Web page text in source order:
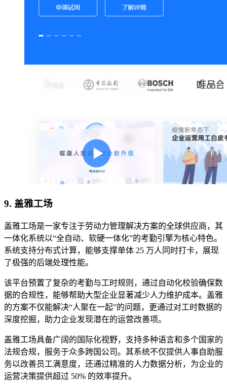
9. 盖雅工场
盖雅工场是一家专注于劳动力管理解决方案的全球供应商，其
一体化系统以“全自动、软硬一体化”的考勤引擎为核心特色。
系统支持分布式计算，能够支撑单体 25 万人同时打卡，展现
了极强的后端处理性能。
该平台预置了复杂的考勤与工时规则，通过自动化校验确保数
据的合规性，能够帮助大型企业显著减少人力维护成本。盖雅
的方案不仅能解决“人聚在一起”的问题，更通过对工时数据的
深度挖掘，助力企业发现潜在的运营改善项。
盖雅工场具备广阔的国际化视野，支持多种语言和多个国家的
法规合规，服务于众多跨国公司。其系统不仅提供人事自助服
务以改善员工满意度，还通过精准的人力数据分析，为企业的
运营决策提供超过 50% 的效率提升。